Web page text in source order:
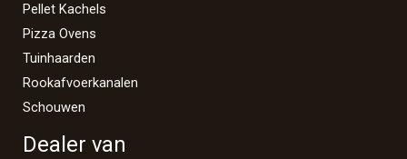
Pellet Kachels
Pizza Ovens
Tuinhaarden
Rookafvoerkanalen
Schouwen
Dealer van